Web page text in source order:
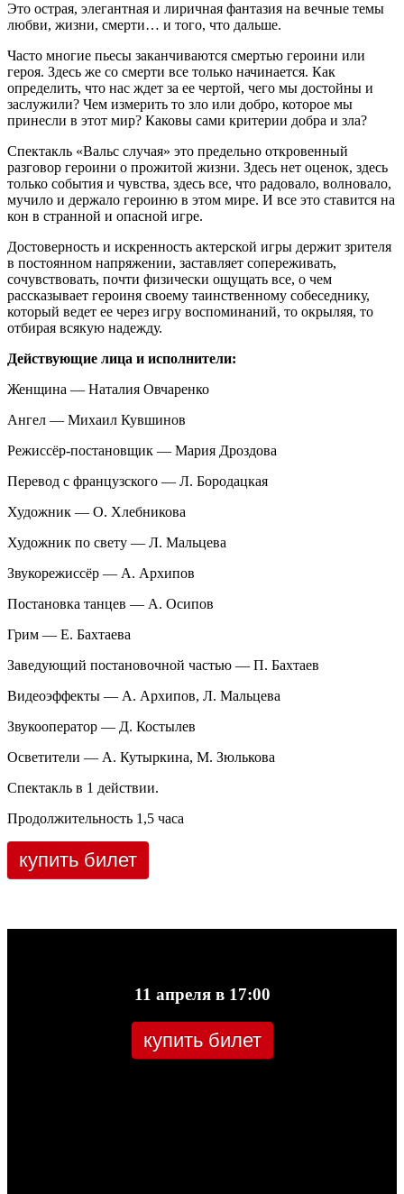
Это острая, элегантная и лиричная фантазия на вечные темы
любви, жизни, смерти… и того, что дальше.
Часто многие пьесы заканчиваются смертью героини или
героя. Здесь же со смерти все только начинается. Как
определить, что нас ждет за ее чертой, чего мы достойны и
заслужили? Чем измерить то зло или добро, которое мы
принесли в этот мир? Каковы сами критерии добра и зла?
Спектакль «Вальс случая» это предельно откровенный
разговор героини о прожитой жизни. Здесь нет оценок, здесь
только события и чувства, здесь все, что радовало, волновало,
мучило и держало героиню в этом мире. И все это ставится на
кон в странной и опасной игре.
Достоверность и искренность актерской игры держит зрителя
в постоянном напряжении, заставляет сопереживать,
сочувствовать, почти физически ощущать все, о чем
рассказывает героиня своему таинственному собеседнику,
который ведет ее через игру воспоминаний, то окрыляя, то
отбирая всякую надежду.
Действующие лица и исполнители:
Женщина — Наталия Овчаренко
Ангел — Михаил Кувшинов
Режиссёр-постановщик — Мария Дроздова
Перевод с французского — Л. Бородацкая
Художник — О. Хлебникова
Художник по свету — Л. Мальцева
Звукорежиссёр — А. Архипов
Постановка танцев — А. Осипов
Грим — Е. Бахтаева
Заведующий постановочной частью — П. Бахтаев
Видеоэффекты — А. Архипов, Л. Мальцева
Звукооператор — Д. Костылев
Осветители — А. Кутыркина, М. Зюлькова
Спектакль в 1 действии.
Продолжительность 1,5 часа
купить билет
11 апреля в 17:00
купить билет